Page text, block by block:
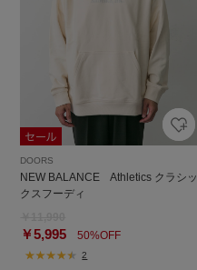
DOORS
NEW BALANCE Athletics クラシッ
クスフーディ
￥5,995 50%OFF
2